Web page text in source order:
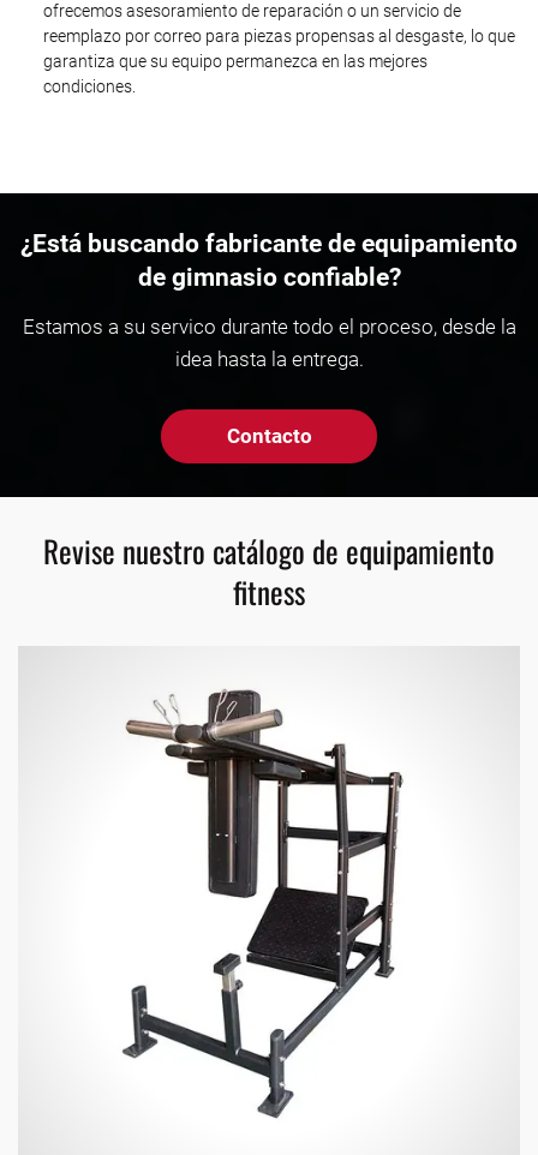
ofrecemos asesoramiento de reparación o un servicio de
reemplazo por correo para piezas propensas al desgaste, lo que
garantiza que su equipo permanezca en las mejores
condiciones.
¿Está buscando fabricante de equipamiento
de gimnasio confiable?
Estamos a su servico durante todo el proceso, desde la
idea hasta la entrega.
Contacto
Revise nuestro catálogo de equipamiento
fitness